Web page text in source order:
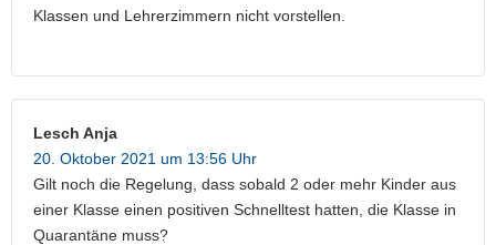
Klassen und Lehrerzimmern nicht vorstellen.
Lesch Anja
20. Oktober 2021 um 13:56 Uhr
Gilt noch die Regelung, dass sobald 2 oder mehr Kinder aus
einer Klasse einen positiven Schnelltest hatten, die Klasse in
Quarantäne muss?